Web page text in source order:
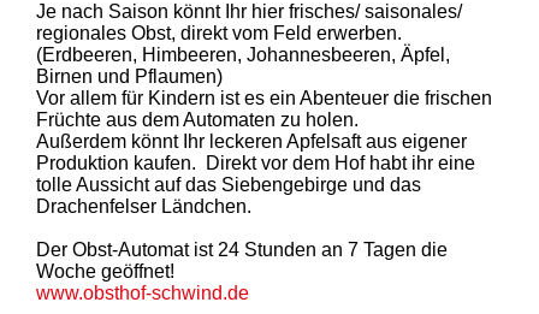
Je nach Saison könnt Ihr hier frisches/ saisonales/
regionales Obst, direkt vom Feld erwerben.
(Erdbeeren, Himbeeren, Johannesbeeren, Äpfel,
Birnen und Pflaumen)
Vor allem für Kindern ist es ein Abenteuer die frischen
Früchte aus dem Automaten zu holen.
Außerdem könnt Ihr leckeren Apfelsaft aus eigener
Produktion kaufen. Direkt vor dem Hof habt ihr eine
tolle Aussicht auf das Siebengebirge und das
Drachenfelser Ländchen.
Der Obst-Automat ist 24 Stunden an 7 Tagen die
Woche geöffnet!
www.obsthof-schwind.de